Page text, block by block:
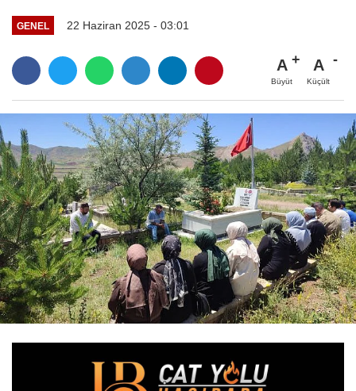
GENEL 22 Haziran 2025 - 03:01
A
Büyüt
A
Küçült